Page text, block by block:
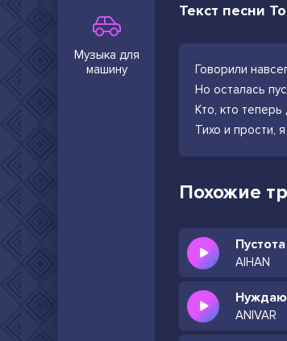
Музыка для
машину
Текст песни
Говорили
Но осталась
Кто, кто теперь
Тихо и прости,
Похожие
Пустота
AIHAN
ANIVAR